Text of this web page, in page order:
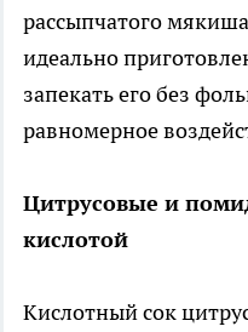
рассыпчатого
идеально
запекать его без
равномерное
Цитрусовые и
кислотой
Кислотный сок